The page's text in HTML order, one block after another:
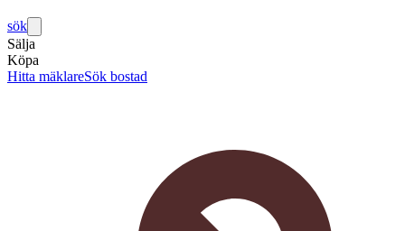
sök
Sälja
Köpa
Hitta mäklareSök bostad